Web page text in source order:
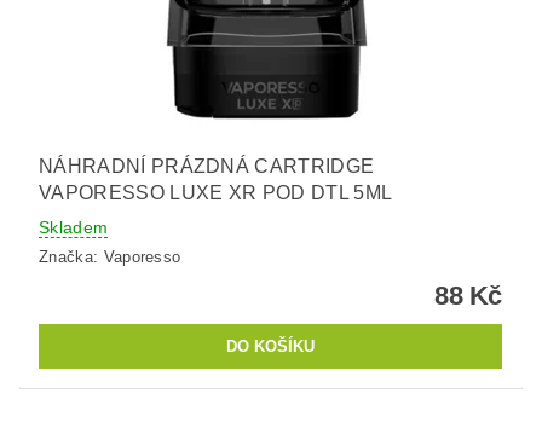
NÁHRADNÍ PRÁZDNÁ CARTRIDGE
VAPORESSO LUXE XR POD DTL 5ML
Skladem
Značka: Vaporesso
88 Kč